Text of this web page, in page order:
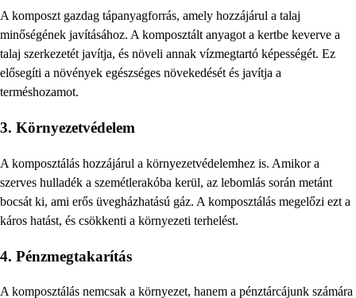
A komposzt gazdag tápanyagforrás, amely hozzájárul a talaj
minőségének javításához. A komposztált anyagot a kertbe keverve a
talaj szerkezetét javítja, és növeli annak vízmegtartó képességét. Ez
elősegíti a növények egészséges növekedését és javítja a
terméshozamot.
3. Környezetvédelem
A komposztálás hozzájárul a környezetvédelemhez is. Amikor a
szerves hulladék a szemétlerakóba kerül, az lebomlás során metánt
bocsát ki, ami erős üvegházhatású gáz. A komposztálás megelőzi ezt a
káros hatást, és csökkenti a környezeti terhelést.
4. Pénzmegtakarítás
A komposztálás nemcsak a környezet, hanem a pénztárcájunk számára